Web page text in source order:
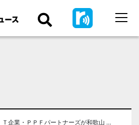
Ｔ企業・ＰＰＦパートナーズが和歌山 …